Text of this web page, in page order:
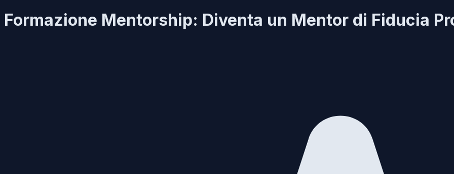
Formazione Mentorship: Diventa un Mentor di Fiducia